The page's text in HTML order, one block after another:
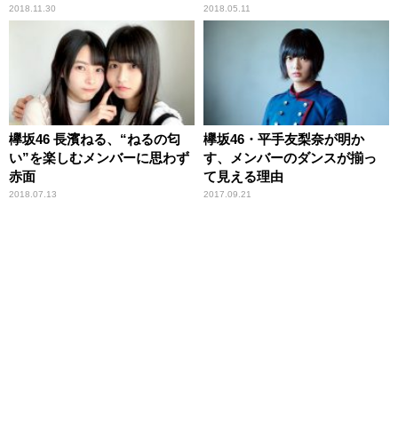
2018.11.30 2018.05.11
欅坂46 長濱ねる、“ねるの匂
い”を楽しむメンバーに思わず
赤面
2018.07.13
欅坂46・平手友梨奈が明か
す、メンバーのダンスが揃っ
て見える理由
2017.09.21